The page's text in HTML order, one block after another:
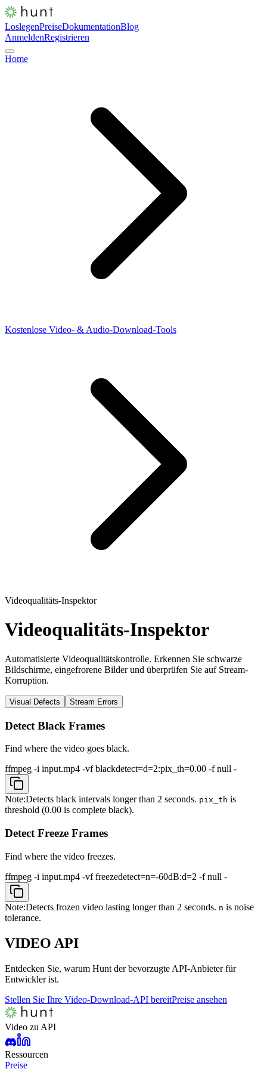
LoslegenPreiseDokumentationBlog
AnmeldenRegistrieren
Home
Kostenlose Video- & Audio-Download-Tools
Videoqualitäts-Inspektor
Videoqualitäts-Inspektor
Automatisierte Videoqualitätskontrolle. Erkennen Sie schwarze
Bildschirme, eingefrorene Bilder und überprüfen Sie auf Stream-
Korruption.
Visual Defects Stream Errors
Detect Black Frames
Find where the video goes black.
ffmpeg -i input.mp4 -vf blackdetect=d=2:pix_th=0.00 -f null -
Note:Detects black intervals longer than 2 seconds. pix_th is
threshold (0.00 is complete black).
Detect Freeze Frames
Find where the video freezes.
ffmpeg -i input.mp4 -vf freezedetect=n=-60dB:d=2 -f null -
Note:Detects frozen video lasting longer than 2 seconds. n is noise
tolerance.
VIDEO API
Entdecken Sie, warum Hunt der bevorzugte API-Anbieter für
Entwickler ist.
Stellen Sie Ihre Video-Download-API bereitPreise ansehen
Video zu API
Ressourcen
Preise